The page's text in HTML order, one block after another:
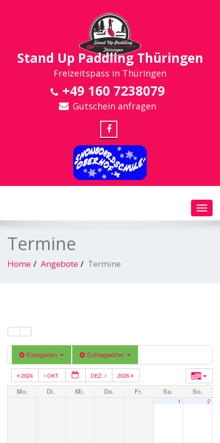
Stand Up Paddling Thüringen
Freizeitspass in Thüringen
+49 160 7238079
Gutschein anfragen
Termine
Home Angebote Termine
Kategorien Schlagwörter
2024 OKT. DEZ. 2026
Mo. Di. Mi. Do. Fr. Sa. So.
1 2